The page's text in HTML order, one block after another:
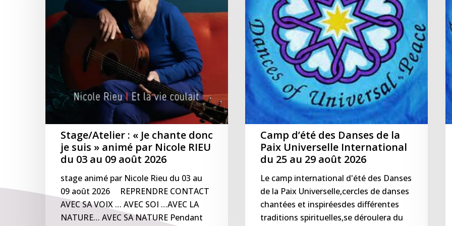
je
suis »
RIEU
du
03
août
2026
Stage/Atelier : « Je chante donc
je suis » animé par Nicole RIEU
du 03 au 09 août 2026
stage animé par Nicole Rieu du 03 au
09 août 2026 REPRENDRE CONTACT
AVEC SA VOIX … AVEC SOI …AVEC LA
NATURE… AVEC SA NATURE Pendant
la
Paix
Universelle
International
25
au
29
août
2026Camp d’été des Danses de la
Paix Universelle International
du 25 au 29 août 2026
Le camp international d'été des Danses
de la Paix Universelle,cercles de danses
chantées et inspiréesdes différentes
traditions spirituelles,se déroulera du